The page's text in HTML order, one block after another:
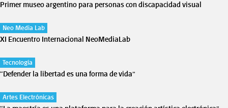
Primer museo argentino para personas con discapacidad visual
Neo Media Lab
XI Encuentro Internacional NeoMediaLab
Tecnología
“Defender la libertad es una forma de vida”
Artes Electrónicas